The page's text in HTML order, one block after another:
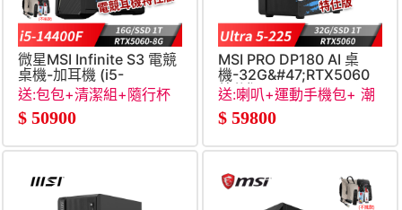
微星MSI Infinite S3 電競
桌機-加耳機 (i5-
14400F&#47;16G&#47;1T
SSD&#47;RTX5060-
8G&#47;Win11)
送:包包+清潔組+隨行杯
+RJ45轉接線
$ 50900
MSI PRO DP180 AI 桌
機-32G&#47;RTX5060
特仕版 (Ultra 5-
送:喇叭+運動手機包+ 潮
帽+RJ45轉接線
$ 59800